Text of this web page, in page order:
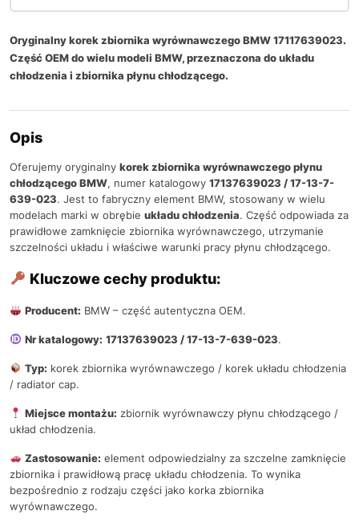
Oryginalny korek zbiornika wyrównawczego BMW 17117639023.
Część OEM do wielu modeli BMW, przeznaczona do układu
chłodzenia i zbiornika płynu chłodzącego.
Opis
Oferujemy oryginalny korek zbiornika wyrównawczego płynu
chłodzącego BMW, numer katalogowy 17137639023 / 17-13-7-
639-023. Jest to fabryczny element BMW, stosowany w wielu
modelach marki w obrębie układu chłodzenia. Część odpowiada za
prawidłowe zamknięcie zbiornika wyrównawczego, utrzymanie
szczelności układu i właściwe warunki pracy płynu chłodzącego.
Kluczowe cechy produktu:
Producent: BMW – część autentyczna OEM.
Nr katalogowy: 17137639023 / 17-13-7-639-023.
Typ: korek zbiornika wyrównawczego / korek układu chłodzenia
/ radiator cap.
Miejsce montażu: zbiornik wyrównawczy płynu chłodzącego /
układ chłodzenia.
Zastosowanie: element odpowiedzialny za szczelne zamknięcie
zbiornika i prawidłową pracę układu chłodzenia. To wynika
bezpośrednio z rodzaju części jako korka zbiornika
wyrównawczego.